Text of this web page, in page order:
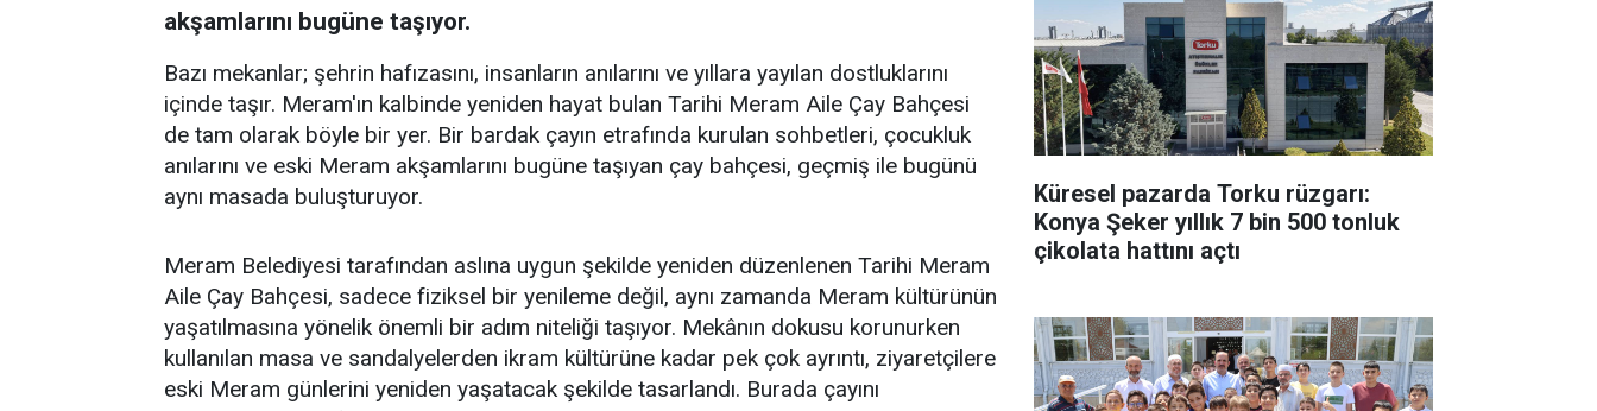
akşamlarını bugüne taşıyor.
Bazı mekanlar; şehrin hafızasını, insanların anılarını ve yıllara yayılan dostluklarını
içinde taşır. Meram'ın kalbinde yeniden hayat bulan Tarihi Meram Aile Çay Bahçesi
de tam olarak böyle bir yer. Bir bardak çayın etrafında kurulan sohbetleri, çocukluk
anılarını ve eski Meram akşamlarını bugüne taşıyan çay bahçesi, geçmiş ile bugünü
aynı masada buluşturuyor.
Meram Belediyesi tarafından aslına uygun şekilde yeniden düzenlenen Tarihi Meram
Aile Çay Bahçesi, sadece fiziksel bir yenileme değil, aynı zamanda Meram kültürünün
yaşatılmasına yönelik önemli bir adım niteliği taşıyor. Mekânın dokusu korunurken
kullanılan masa ve sandalyelerden ikram kültürüne kadar pek çok ayrıntı, ziyaretçilere
eski Meram günlerini yeniden yaşatacak şekilde tasarlandı. Burada çayını
Küresel pazarda Torku rüzgarı:
Konya Şeker yıllık 7 bin 500 tonluk
çikolata hattını açtı